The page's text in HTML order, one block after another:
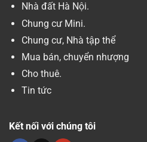
Nhà đất Hà Nội.
Chung cư Mini.
Chung cư, Nhà tập thể
Mua bán, chuyển nhượng
Cho thuê.
Tin tức
Kết nối với chúng tôi